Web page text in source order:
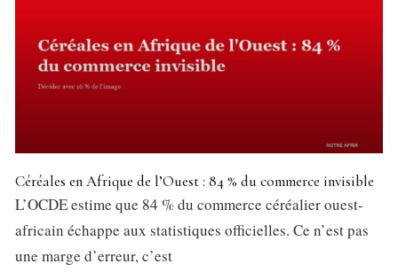
Céréales en Afrique de l’Ouest : 84 % du commerce invisible
L’OCDE estime que 84 % du commerce céréalier ouest-
africain échappe aux statistiques officielles. Ce n’est pas
une marge d’erreur, c’est